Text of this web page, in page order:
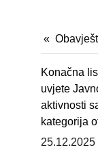
Konačna
uvjete
aktivnosti
kategorija
25.12.2025
JAVNE NABAVKE
OKOLIŠNE
KONTAKT